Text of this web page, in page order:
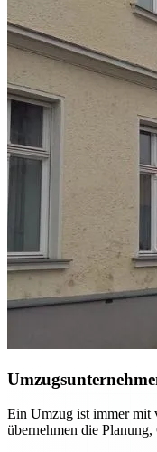
Ein Umzug ist immer mit
übernehmen die